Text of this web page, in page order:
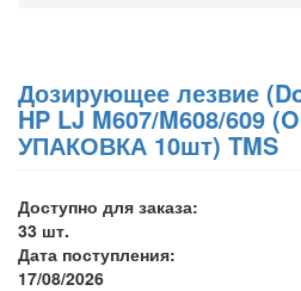
Дозирующее лезвие
HP LJ M607/M608/609
УПАКОВКА 10шт) TMS
Доступно для заказа:
33 шт.
Дата поступления:
17/08/2026